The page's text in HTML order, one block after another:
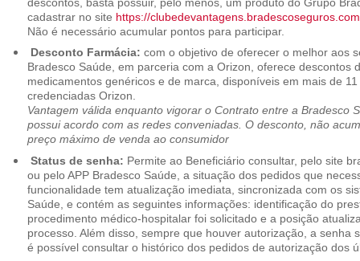
cadastrar no site https://
Não é necessário acumular pontos para participar.
Desconto Farmácia: com o objetivo de oferecer o melhor aos
Bradesco Saúde, em parceria com a Orizon, oferece descontos
medicamentos genéricos e de marca, disponíveis em mais de
credenciadas Orizon.
Vantagem válida enquanto vigorar o Contrato entre a Bradesco
possui acordo com as redes conveniadas. O desconto, não
preço máximo de venda ao consumidor
Status de senha: Permite ao Beneficiário consultar, pelo site
ou pelo APP Bradesco Saúde, a situação dos pedidos que
funcionalidade tem atualização imediata, sincronizada com os
Saúde, e contém as seguintes informações: identificação do
procedimento médico-hospitalar foi solicitado e a posição
processo. Além disso, sempre que houver autorização, a senha
é possível consultar o histórico dos pedidos de autorização dos